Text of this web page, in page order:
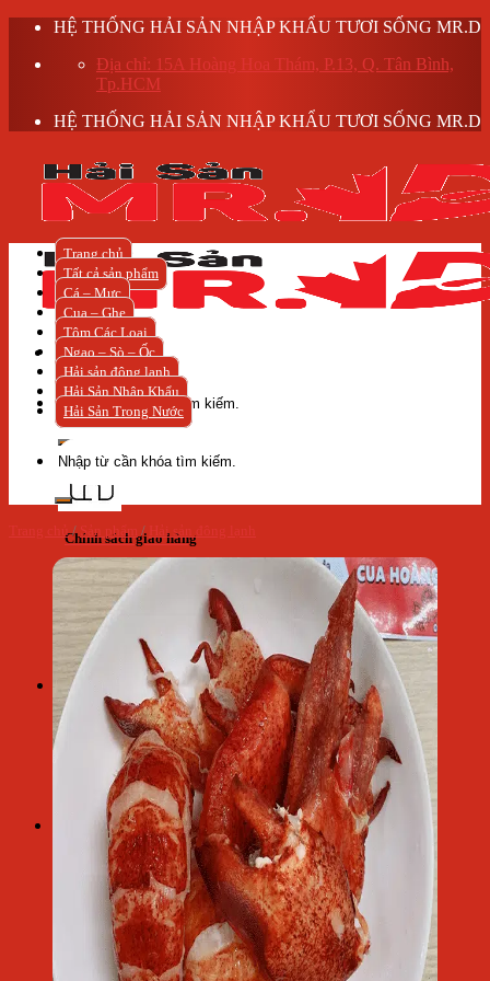
Skip
content
HỆ THỐNG HẢI SẢN NHẬP KHẨU TƯƠI SỐNG MR.D
Địa chỉ: 15A Hoàng Hoa Thám, P.13, Q. Tân Bình,
Tp.HCM
HỆ THỐNG HẢI SẢN NHẬP KHẨU TƯƠI SỐNG MR.D
Tìm
kiếm:
Chính sách giao hàng
Cẩm nang - Tin tức
Giỏ hàng
Giỏ hàng
Chưa có sản phẩm trong giỏ hàng.
Trang chủ
Tất cả sản phẩm
Cá – Mực
Cua – Ghẹ
Tôm Các Loại
Ngao – Sò – Ốc
Hải sản đông lạnh
Hải Sản Nhập Khẩu
Hải Sản Trong Nước
Tìm
kiếm:
Trang chủ / Sản phẩm / Hải sản đông lạnh